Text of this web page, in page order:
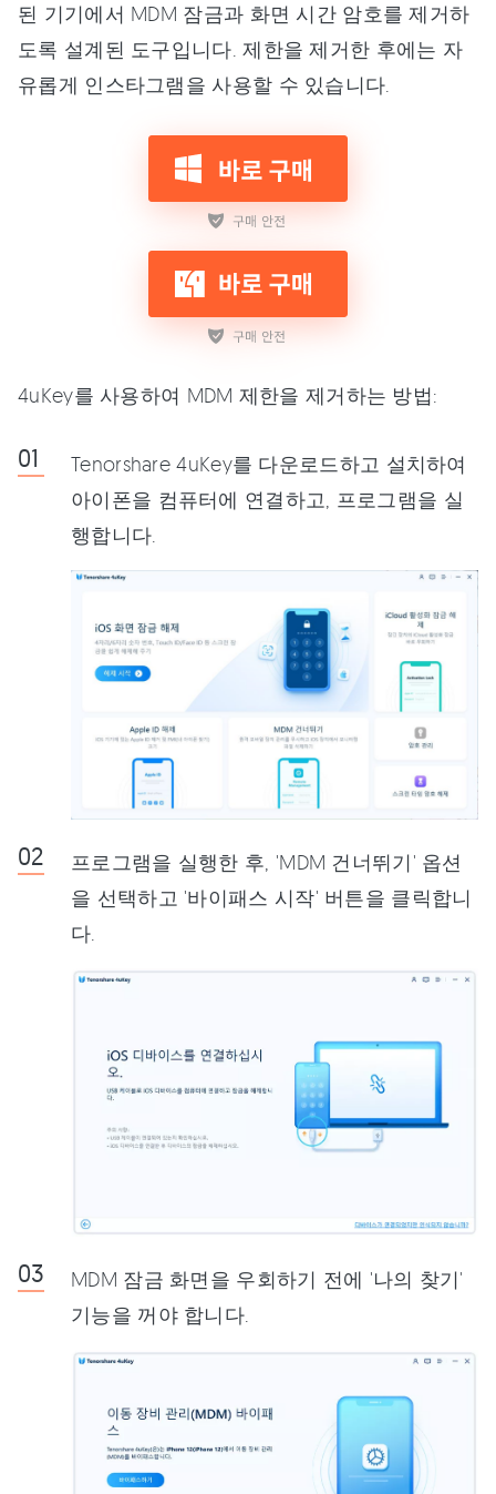
된 기기에서 MDM 잠금과 화면 시간 암호를 제거하
도록 설계된 도구입니다. 제한을 제거한 후에는 자
유롭게 인스타그램을 사용할 수 있습니다.
4uKey를 사용하여 MDM 제한을 제거하는 방법:
Tenorshare 4uKey를 다운로드하고 설치하여
아이폰을 컴퓨터에 연결하고, 프로그램을 실
행합니다.
프로그램을 실행한 후, 'MDM 건너뛰기' 옵션
을 선택하고 '바이패스 시작' 버튼을 클릭합니
다.
MDM 잠금 화면을 우회하기 전에 '나의 찾기'
기능을 꺼야 합니다.